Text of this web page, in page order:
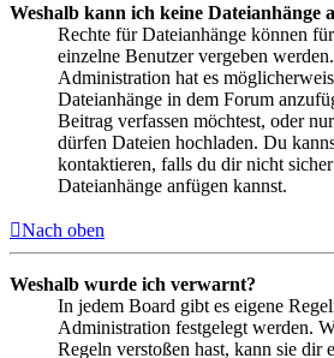
Weshalb kann ich keine Dateianhänge
Rechte für Dateianhänge können
einzelne Benutzer vergeben
Administration hat es
Dateianhänge in dem Forum
Beitrag verfassen möchtest, oder
dürfen Dateien hochladen. Du
kontaktieren, falls du dir nicht
Dateianhänge anfügen kannst.
Nach oben
Weshalb wurde ich verwarnt?
In jedem Board gibt es eigene
Administration festgelegt werden.
Regeln verstoßen hast, kann sie dir